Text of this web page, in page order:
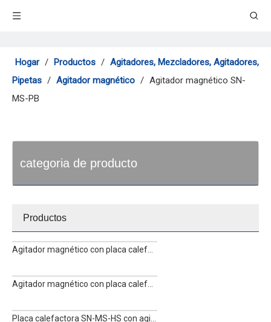
Hogar / Productos / Agitadores, Mezcladores, Agitadores,
Pipetas / Agitador magnético / Agitador magnético SN-
MS-PB
categoria de producto
Productos